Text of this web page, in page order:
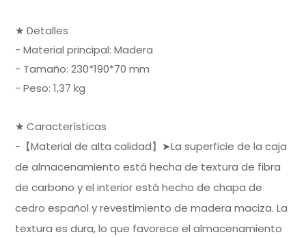
★ Detalles
- Material principal: Madera
- Tamaño: 230*190*70 mm
- Peso: 1,37 kg
★ Características
-【Material de alta calidad】➤La superficie de la caja
de almacenamiento está hecha de textura de fibra
de carbono y el interior está hecho de chapa de
cedro español y revestimiento de madera maciza. La
textura es dura, lo que favorece el almacenamiento